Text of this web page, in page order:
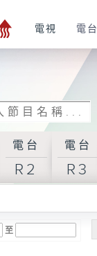
電視 電台
電台
R2
電台
R3
至